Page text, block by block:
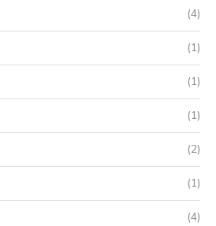
(4)
(1)
(1)
(1)
(2)
(1)
(4)